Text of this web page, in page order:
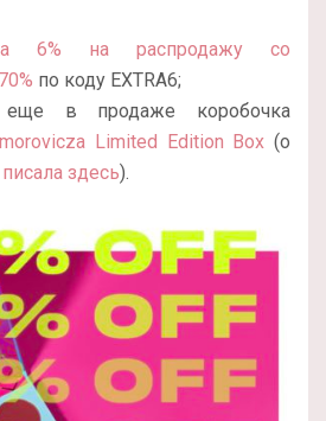
6% на распродажу со
по коду EXTRA6;
в продаже коробочка
Limited Edition Box (о
писала здесь).